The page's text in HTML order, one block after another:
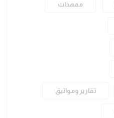
ممهدات
تقارير ومواثيق